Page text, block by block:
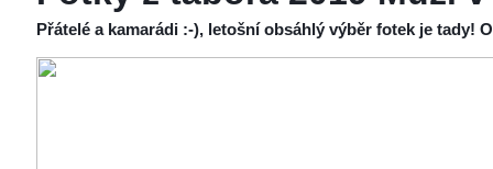
Přátelé a kamarádi :-), letošní obsáhlý výběr fotek je tady!